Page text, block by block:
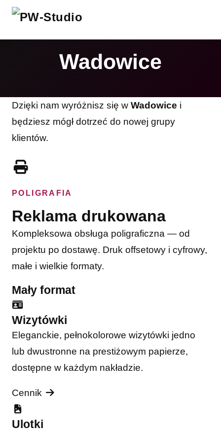
Wadowice
Dzięki nam wyróżnisz się w Wadowice i
będziesz mógł dotrzeć do nowej grupy
klientów.
POLIGRAFIA
Reklama drukowana
Kompleksowa obsługa poligraficzna — od
projektu po dostawę. Druk offsetowy i cyfrowy,
małe i wielkie formaty.
Mały format
Wizytówki
Eleganckie, pełnokolorowe wizytówki jedno
lub dwustronne na prestiżowym papierze,
dostępne w każdym nakładzie.
Cennik
Ulotki